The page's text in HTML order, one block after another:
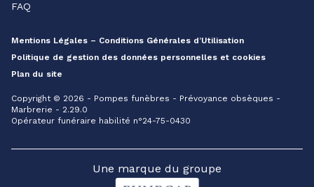
FAQ
Mentions Légales – Conditions Générales d’Utilisation
Politique de gestion des données personnelles et cookies
Plan du site
Copyright © 2026 - Pompes funèbres - Prévoyance obsèques -
Marbrerie - 2.29.0
Opérateur funéraire habilité n°24-75-0430
Une marque du groupe